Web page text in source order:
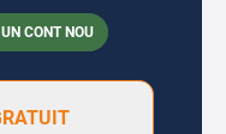
CONT NOU